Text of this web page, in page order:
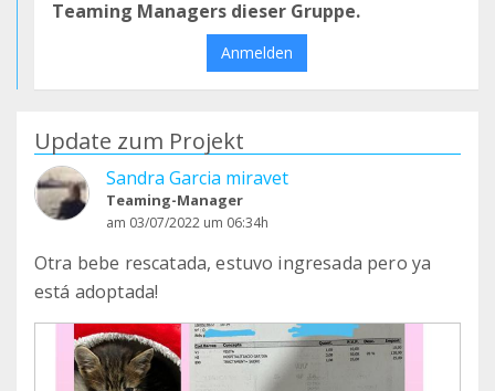
Teaming Managers dieser Gruppe.
Anmelden
Update zum Projekt
Sandra Garcia miravet
Teaming-Manager
am 03/07/2022 um 06:34h
Otra bebe rescatada, estuvo ingresada pero ya
está adoptada!